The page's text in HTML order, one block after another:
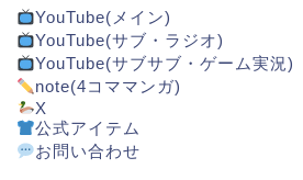
YouTube(メイン)
YouTube(サブ・ラジオ)
YouTube(サブサブ・ゲーム実況)
note(4コママンガ)
X
公式アイテム
お問い合わせ